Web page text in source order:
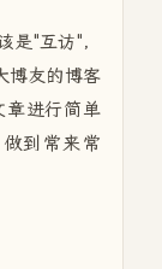
是"互访"，
博友的博客
章进行简单
到常来常